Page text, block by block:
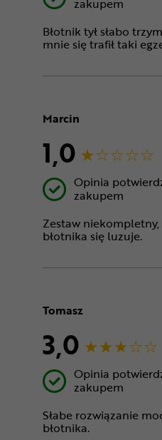
zakupem
Błotnik tył słabo
mnie się trafił taki
Marcin
1,0
Opinia
zakupem
Zestaw
błotnika się luzuje.
Tomasz
3,0
Opinia
zakupem
Słabe rozwiązanie
błotnika.